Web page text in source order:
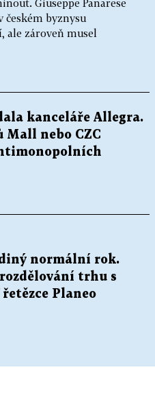
Giuseppe Panarese
českém byznysu
ale zároveň musel
kanceláře Allegra.
Mall nebo CZC
normální rok.
trhu s
Planeo